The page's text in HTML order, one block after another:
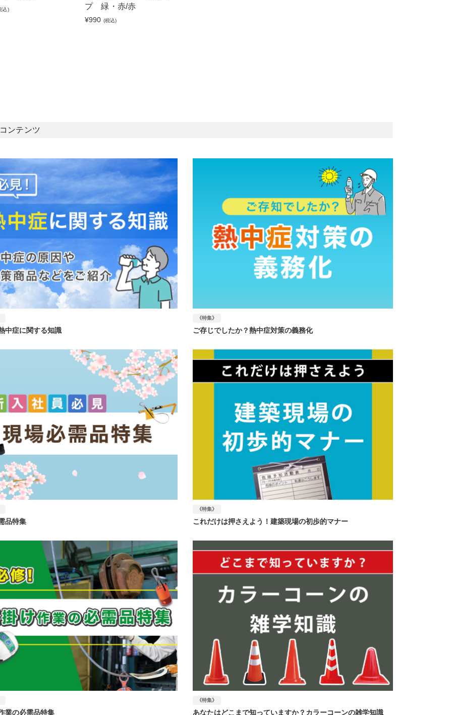
込)
プ 緑・赤/赤
¥990 (税込)
ンテンツ
中症に関する知識
《特集》
ご存じでしたか？熱中症対策の義務化
品特集
《特集》
これだけは押さえよう！建築現場の初歩的マナー
業の必需品特集
《特集》
あなたはどこまで知っていますか？カラーコーンの雑学知識